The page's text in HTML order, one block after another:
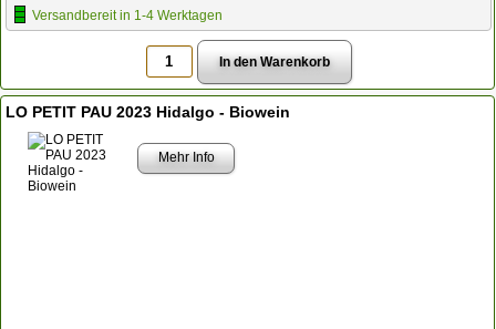
Versandbereit in 1-4 Werktagen
LO PETIT PAU 2023 Hidalgo - Biowein
Mehr Info